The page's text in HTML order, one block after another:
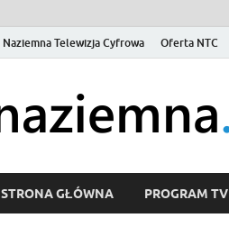
Naziemna Telewizja Cyfrowa Oferta NTC
STRONA GŁÓWNA PROGRAM TV